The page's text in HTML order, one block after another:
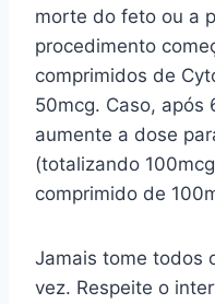
morte do feto ou a
procedimento
comprimidos de
50mcg. Caso, após
aumente a dose
(totalizando
comprimido de
Jamais tome todos
vez. Respeite o